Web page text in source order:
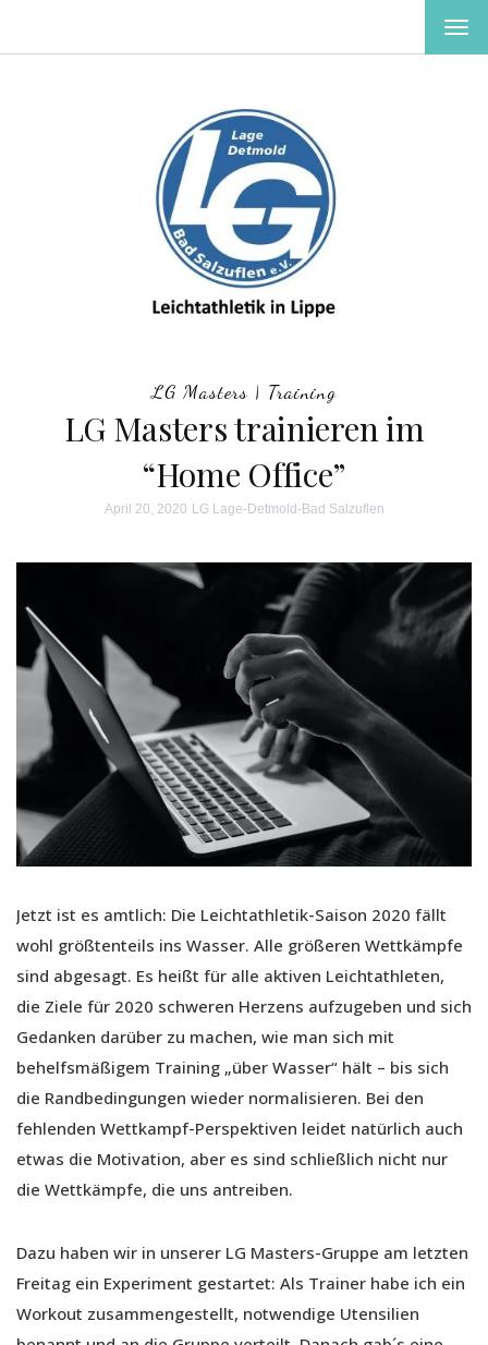
LG Masters | Training
LG Masters trainieren im
“Home Office”
April 20, 2020 LG Lage-Detmold-Bad Salzuflen
Jetzt ist es amtlich: Die Leichtathletik-Saison 2020 fällt
wohl größtenteils ins Wasser. Alle größeren Wettkämpfe
sind abgesagt. Es heißt für alle aktiven Leichtathleten,
die Ziele für 2020 schweren Herzens aufzugeben und sich
Gedanken darüber zu machen, wie man sich mit
behelfsmäßigem Training „über Wasser“ hält – bis sich
die Randbedingungen wieder normalisieren. Bei den
fehlenden Wettkampf-Perspektiven leidet natürlich auch
etwas die Motivation, aber es sind schließlich nicht nur
die Wettkämpfe, die uns antreiben.
Dazu haben wir in unserer LG Masters-Gruppe am letzten
Freitag ein Experiment gestartet: Als Trainer habe ich ein
Workout zusammengestellt, notwendige Utensilien